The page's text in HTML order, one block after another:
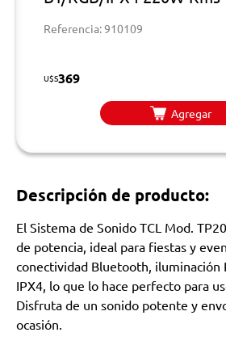
Referencia: 910109
U$S369
Agregar
Descripción de producto:
El Sistema de Sonido TCL Mod.
de potencia, ideal para fiestas y
conectividad Bluetooth, iluminación
IPX4, lo que lo hace perfecto para
Disfruta de un sonido potente y
ocasión.